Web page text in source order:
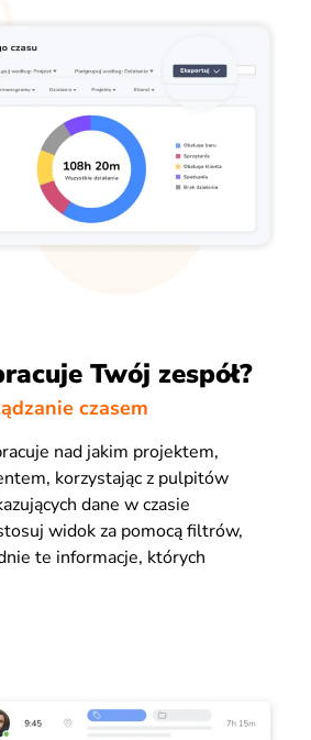
Twój zespół?
czasem
nad jakim projektem,
korzystając z pulpitów
dane w czasie
widok za pomocą filtrów,
te informacje, których